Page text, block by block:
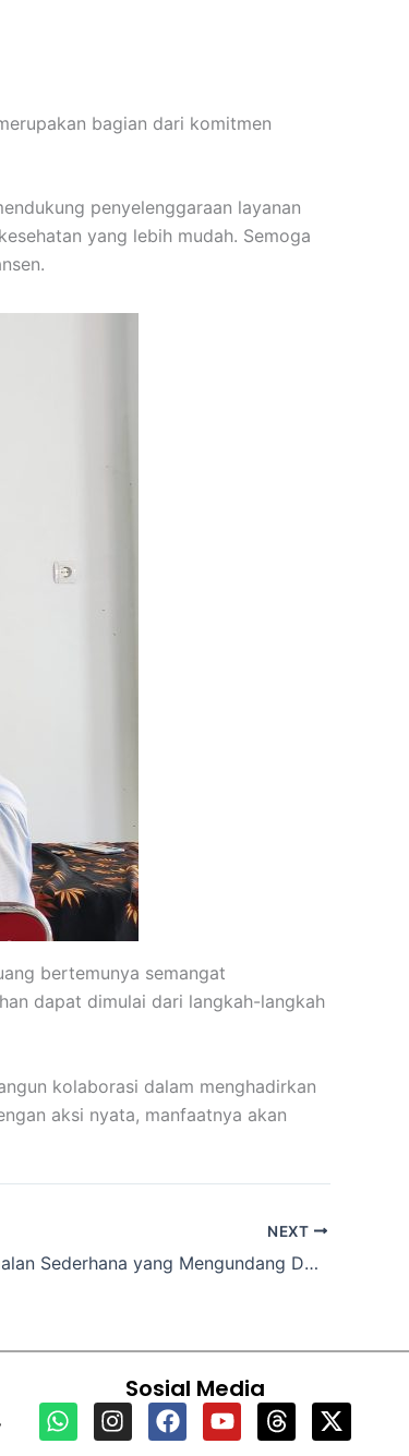
bagian dari komitmen
penyelenggaraan layanan
yang lebih mudah. Semoga
bertemunya semangat
dapat dimulai dari langkah-langkah
kolaborasi dalam menghadirkan
aksi nyata, manfaatnya akan
NEXT
Sedekah Shubuh, Amalan Sederhana yang Mengundang Doa Malaikat
W
h
I
n
F
a
Y
o
T
h
X
-
Sosial Media